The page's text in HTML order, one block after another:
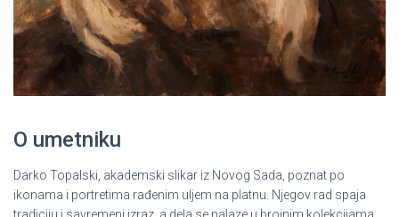
O umetniku
Darko Topalski, akademski slikar iz Novog Sada, poznat po
ikonama i portretima rađenim uljem na platnu. Njegov rad spaja